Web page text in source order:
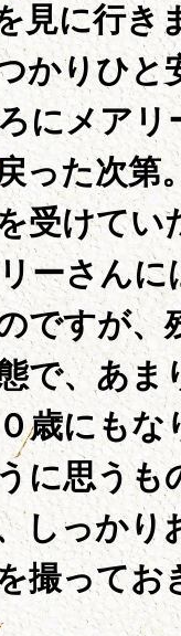
見に行き
かりひと
にメアリ
った次第
受けてい
ーさんに
ですが、
で、あ
歳にもな
に思うも
しっかり
撮ってお